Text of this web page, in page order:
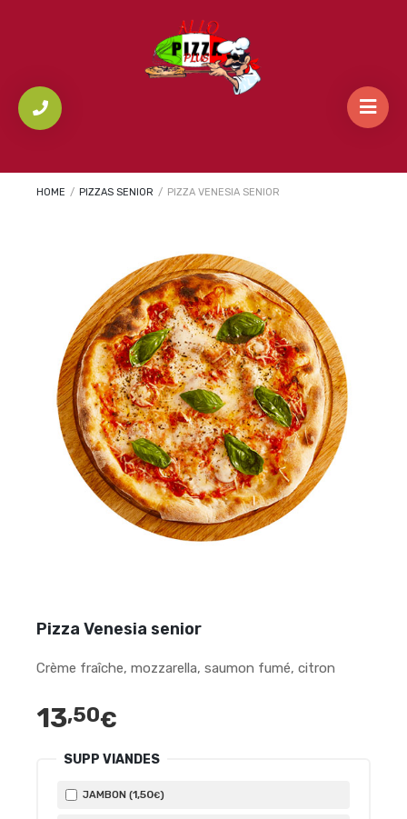
HOME / PIZZAS SENIOR / PIZZA VENESIA SENIOR
Pizza Venesia senior
Crème fraîche, mozzarella, saumon fumé, citron
13,50€
SUPP VIANDES
JAMBON (1,50€)